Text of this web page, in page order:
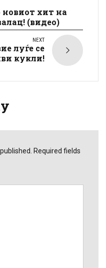
хит на
(видео)
NEXT
луѓе се
кукли!
Required fields